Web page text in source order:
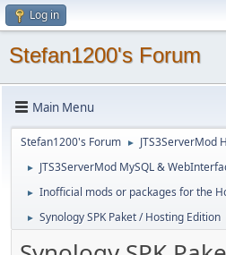
Log in
Stefan1200's Forum
Main Menu
Stefan1200's Forum ► JTS3ServerMod
► JTS3ServerMod MySQL &
► Inofficial mods or packages for the
► Synology SPK Paket / Hosting Edition